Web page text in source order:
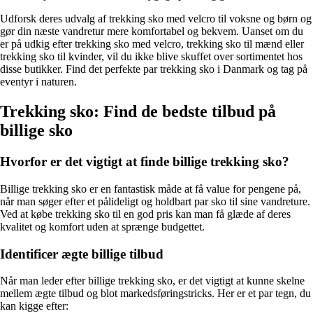
Udforsk deres udvalg af trekking sko med velcro til voksne og børn og
gør din næste vandretur mere komfortabel og bekvem. Uanset om du
er på udkig efter trekking sko med velcro, trekking sko til mænd eller
trekking sko til kvinder, vil du ikke blive skuffet over sortimentet hos
disse butikker. Find det perfekte par trekking sko i Danmark og tag på
eventyr i naturen.
Trekking sko: Find de bedste tilbud på
billige sko
Hvorfor er det vigtigt at finde billige trekking sko?
Billige trekking sko er en fantastisk måde at få value for pengene på,
når man søger efter et pålideligt og holdbart par sko til sine vandreture.
Ved at købe trekking sko til en god pris kan man få glæde af deres
kvalitet og komfort uden at sprænge budgettet.
Identificer ægte billige tilbud
Når man leder efter billige trekking sko, er det vigtigt at kunne skelne
mellem ægte tilbud og blot markedsføringstricks. Her er et par tegn, du
kan kigge efter: